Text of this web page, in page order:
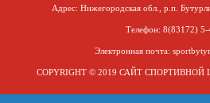
Адрес: Нижегородская обл., р.п.
Телефон: 8(83172) 5-
Электронная почта:
COPYRIGHT © 2019 САЙТ